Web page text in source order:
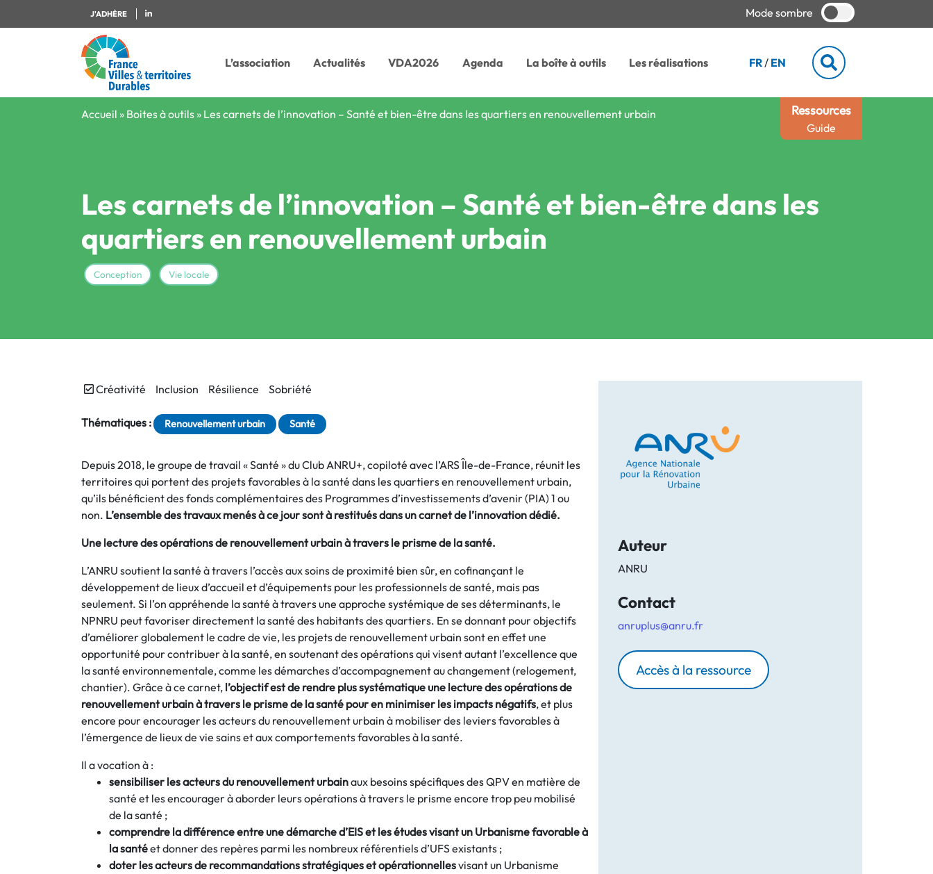
J'ADHÈRE Mode sombre
L’association Actualités VDA2026 Agenda La boîte à outils Les réalisations FR / EN
Ressources
Guide
Accueil » Boites à outils » Les carnets de l’innovation – Santé et bien-être dans les quartiers en renouvellement urbain
Les carnets de l’innovation – Santé et bien-être dans les
quartiers en renouvellement urbain
Conception Vie locale
Créativité Inclusion Résilience Sobriété
Thématiques : Renouvellement urbain Santé
Depuis 2018, le groupe de travail « Santé » du Club ANRU+, copiloté avec l’ARS Île-de-France, réunit les
territoires qui portent des projets favorables à la santé dans les quartiers en renouvellement urbain,
qu’ils bénéficient des fonds complémentaires des Programmes d’investissements d’avenir (PIA) 1 ou
non. L’ensemble des travaux menés à ce jour sont à restitués dans un carnet de l’innovation dédié.
Une lecture des opérations de renouvellement urbain à travers le prisme de la santé.
L’ANRU soutient la santé à travers l’accès aux soins de proximité bien sûr, en cofinançant le
développement de lieux d’accueil et d’équipements pour les professionnels de santé, mais pas
seulement. Si l’on appréhende la santé à travers une approche systémique de ses déterminants, le
NPNRU peut favoriser directement la santé des habitants des quartiers. En se donnant pour objectifs
d’améliorer globalement le cadre de vie, les projets de renouvellement urbain sont en effet une
opportunité pour contribuer à la santé, en soutenant des opérations qui visent autant l’excellence que
la santé environnementale, comme les démarches d’accompagnement au changement (relogement,
chantier). Grâce à ce carnet, l’objectif est de rendre plus systématique une lecture des opérations de
renouvellement urbain à travers le prisme de la santé pour en minimiser les impacts négatifs, et plus
encore pour encourager les acteurs du renouvellement urbain à mobiliser des leviers favorables à
l’émergence de lieux de vie sains et aux comportements favorables à la santé.
Il a vocation à :
sensibiliser les acteurs du renouvellement urbainaux besoins spécifiques des QPV en matière de
santé et les encourager à aborder leurs opérations à travers le prisme encore trop peu mobilisé
de la santé ;
comprendre la différence entre une démarche d’EIS et les études visant un Urbanisme favorable à
la santéet donner des repères parmi les nombreux référentiels d’UFS existants ;
doter les acteurs de recommandations stratégiques et opérationnellesvisant un Urbanisme
Auteur
ANRU
Contact
anruplus@anru.fr
Accès à la ressource